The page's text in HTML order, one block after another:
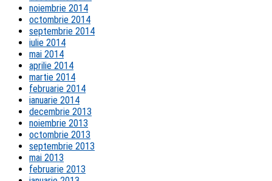
noiembrie 2014
octombrie 2014
septembrie 2014
iulie 2014
mai 2014
aprilie 2014
martie 2014
februarie 2014
ianuarie 2014
decembrie 2013
noiembrie 2013
octombrie 2013
septembrie 2013
mai 2013
februarie 2013